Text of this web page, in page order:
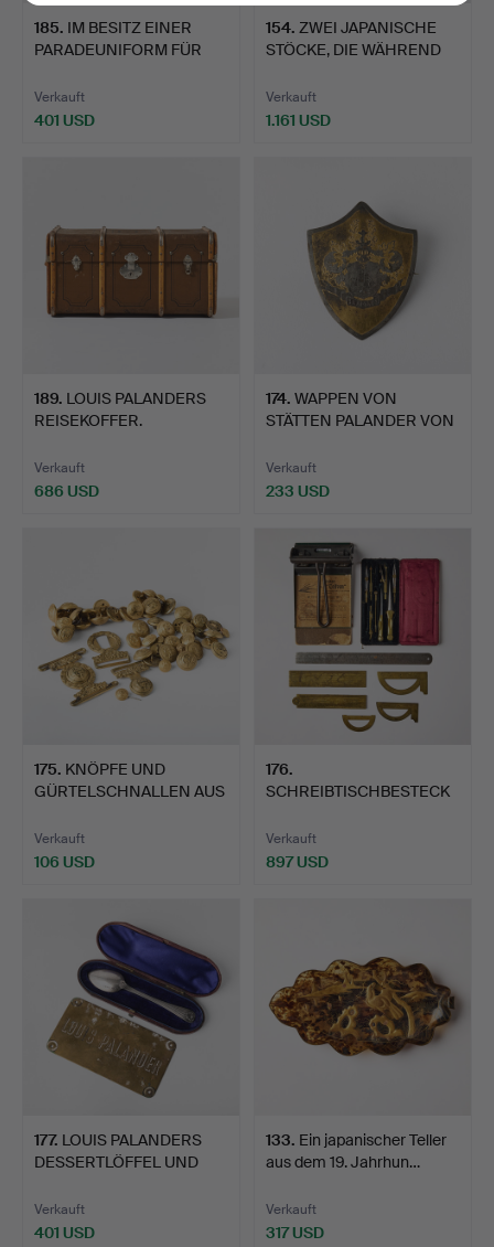
185. IM BESITZ EINER
PARADEUNIFORM FÜR
Verkauft
401 USD
154. ZWEI JAPANISCHE
STÖCKE, DIE WÄHREND
Verkauft
1.161 USD
189. LOUIS PALANDERS
REISEKOFFER.
Verkauft
686 USD
174. WAPPEN VON
STÄTTEN PALANDER VON
Verkauft
233 USD
175. KNÖPFE UND
GÜRTELSCHNALLEN AUS
Verkauft
106 USD
176.
SCHREIBTISCHBESTECK
F…
Verkauft
897 USD
177. LOUIS PALANDERS
DESSERTLÖFFEL UND
Verkauft
401 USD
133. Ein japanischer Teller
aus dem 19. Jahrhun…
Verkauft
317 USD